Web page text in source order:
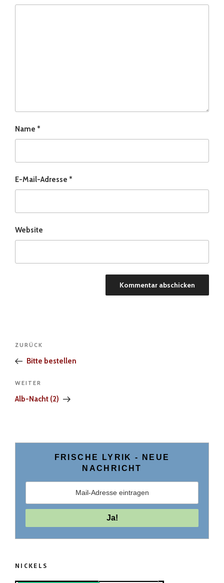
Name *
E-Mail-Adresse *
Website
Beitragsnavigation
Vorheriger
Beitrag
ZURÜCK
Bitte bestellen
Nächster
Beitrag
WEITER
Alb-Nacht (2)
FRISCHE LYRIK ­- NEUE
NACHRICHT
NICKELS